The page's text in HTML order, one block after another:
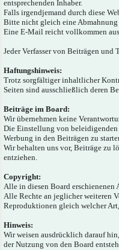
entsprechenden Inhaber.
Falls irgendjemand durch diese
Bitte nicht gleich eine Abmahnung
Eine E-Mail reicht vollkommen
Jeder Verfasser von Beiträgen
Haftungshinweis:
Trotz sorgfältiger inhaltlicher
Seiten sind ausschließlich deren
Beiträge im Board:
Wir übernehmen keine
Die Einstellung von beleidigenden
Werbung in den Beiträgen zu
Wir behalten uns vor, Beiträge zu
entziehen.
Copyright:
Alle in diesen Board
Alle Rechte an jeglicher weiteren
Reproduktionen gleich welcher
Hinweis:
Wir weisen ausdrücklich darauf
der Nutzung von den Board